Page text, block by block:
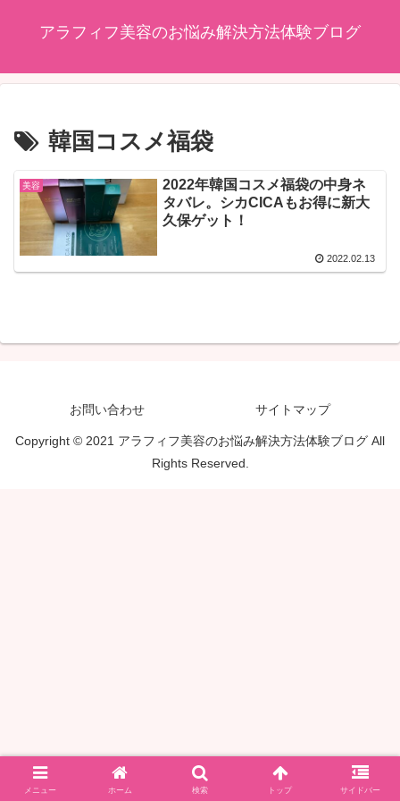
アラフィフ美容のお悩み解決方法体験ブログ
韓国コスメ福袋
美容
2022年韓国コスメ福袋の中身ネ
タバレ。シカCICAもお得に新大
久保ゲット！
2022.02.13
お問い合わせ サイトマップ
Copyright © 2021 アラフィフ美容のお悩み解決方法体験ブログ All
Rights Reserved.
メニュー ホーム 検索 トップ サイドバー